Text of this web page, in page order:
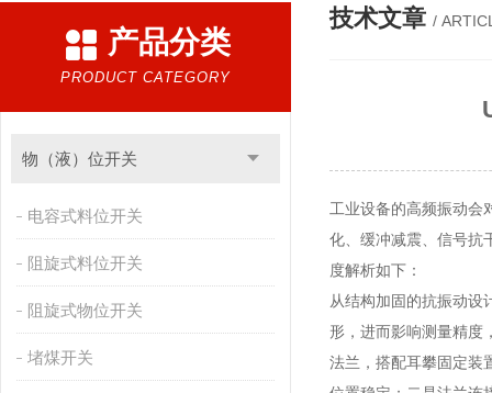
产品分类
PRODUCT CATEGORY
物（液）位开关
电容式料位开关
阻旋式料位开关
阻旋式物位开关
堵煤开关
技术文章 /
工业设备的高频振动会
化、缓冲减震、信号抗
度解析如下：
从结构加固的抗振动设
形，进而影响测量精度
法兰，搭配耳攀固定装